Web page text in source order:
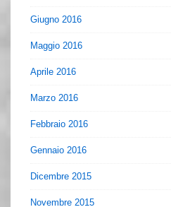
Giugno 2016
Maggio 2016
Aprile 2016
Marzo 2016
Febbraio 2016
Gennaio 2016
Dicembre 2015
Novembre 2015